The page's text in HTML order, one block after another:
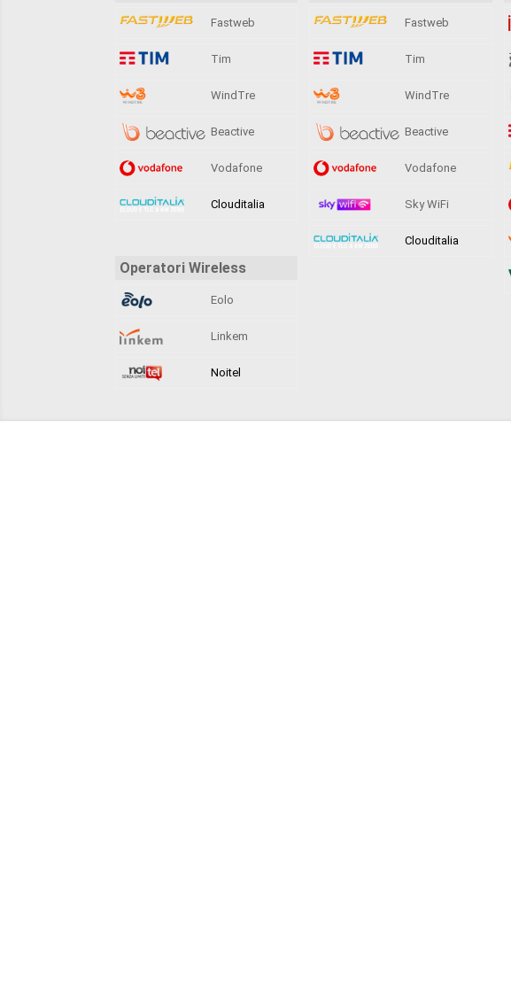
Fastweb
Tim
WindTre
Beactive
Vodafone
Clouditalia
Operatori Wireless
Eolo
Linkem
Noitel
Fastweb
Tim
WindTre
Beactive
Vodafone
Sky WiFi
Clouditalia